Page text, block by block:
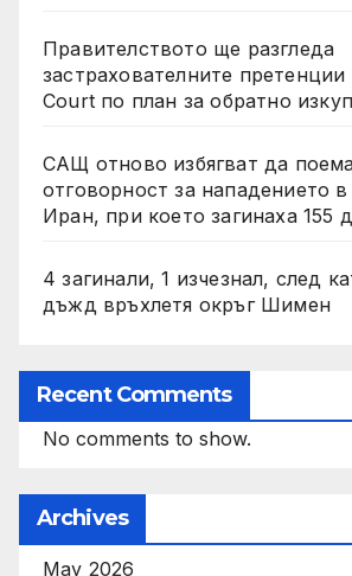
Правителството ще разгледа
застрахователните претенции
Court по план за обратно
САЩ отново избягват да
отговорност за нападението
Иран, при което загинаха 155
4 загинали, 1 изчезнал, след
дъжд връхлетя окръг Шимен
Recent Comments
No comments to show.
Archives
May 2026